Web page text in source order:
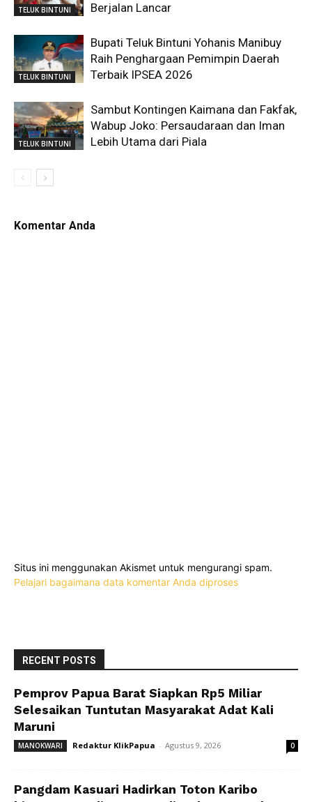
TELUK BINTUNI
Berjalan Lancar
TELUK BINTUNI
Bupati Teluk Bintuni Yohanis Manibuy
Raih Penghargaan Pemimpin Daerah
Terbaik IPSEA 2026
TELUK BINTUNI
Sambut Kontingen Kaimana dan Fakfak,
Wabup Joko: Persaudaraan dan Iman
Lebih Utama dari Piala
Komentar Anda
Situs ini menggunakan Akismet untuk mengurangi spam.
Pelajari bagaimana data komentar Anda diproses
RECENT POSTS
Pemprov Papua Barat Siapkan Rp5 Miliar
Selesaikan Tuntutan Masyarakat Adat Kali
Maruni
MANOKWARI Redaktur KlikPapua - Agustus 9, 2026 0
Pangdam Kasuari Hadirkan Toton Karibo